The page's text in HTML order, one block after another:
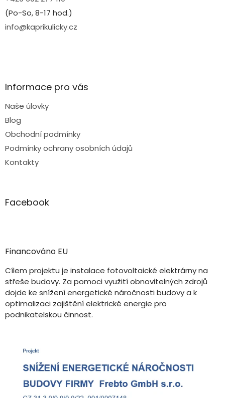
(Po-So, 8-17 hod.)
info@kaprikulicky.cz
Informace pro vás
Naše úlovky
Blog
Obchodní podmínky
Podmínky ochrany osobních údajů
Kontakty
Facebook
Financováno EU
Cílem projektu je instalace fotovoltaické elektrárny na
střeše budovy. Za pomoci využití obnovitelných zdrojů
dojde ke snížení energetické náročnosti budovy a k
optimalizaci zajištění elektrické energie pro
podnikatelskou činnost.